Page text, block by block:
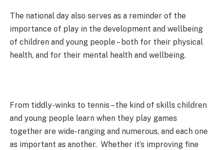
The national day also serves as a reminder of the
importance of play in the development and wellbeing
of children and young people – both for their physical
health, and for their mental health and wellbeing.
From tiddly-winks to tennis – the kind of skills children
and young people learn when they play games
together are wide-ranging and numerous, and each one
as important as another. Whether it’s improving fine